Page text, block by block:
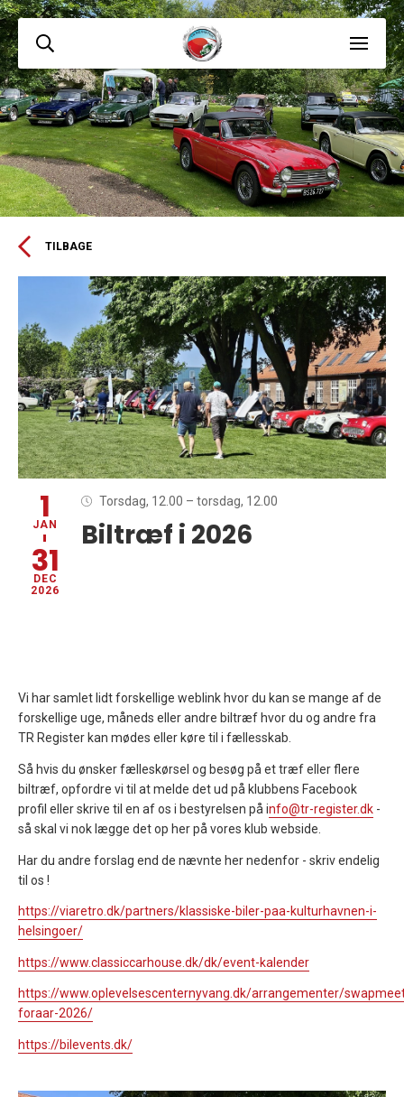
TILBAGE
1
JAN
31
DEC
2026
Torsdag, 12.00 – torsdag, 12.00
Biltræf i 2026
Vi har samlet lidt forskellige weblink hvor du kan se mange af de
forskellige uge, måneds eller andre biltræf hvor du og andre fra
TR Register kan mødes eller køre til i fællesskab.
Så hvis du ønsker fælleskørsel og besøg på et træf eller flere
biltræf, opfordre vi til at melde det ud på klubbens Facebook
profil eller skrive til en af os i bestyrelsen på info@tr-register.dk -
så skal vi nok lægge det op her på vores klub webside.
Har du andre forslag end de nævnte her nedenfor - skriv endelig
til os !
https://viaretro.dk/partners/klassiske-biler-paa-kulturhavnen-i-
helsingoer/
https://www.classiccarhouse.dk/dk/event-kalender
https://www.oplevelsescenternyvang.dk/arrangementer/
foraar-2026/
https://bilevents.dk/